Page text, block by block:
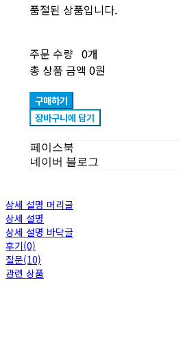
품절된 상품입니다.
주문 수량 0개
총 상품 금액 0원
구매하기
장바구니에 담기
페이스북
네이버 블로그
상세 설명 머리글
상세 설명
상세 설명 바닥글
후기(0)
질문(10)
관련 상품